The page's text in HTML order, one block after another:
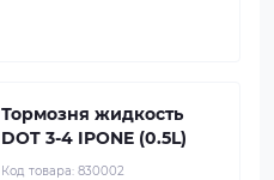
Тормозня жидкость
DOT 3-4 IPONE (0.5L)
Код товара: 830002